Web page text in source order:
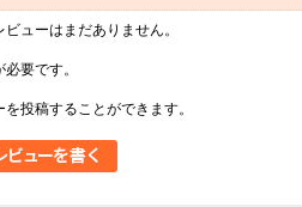
ューはまだありません。
必要です。
投稿することができます。